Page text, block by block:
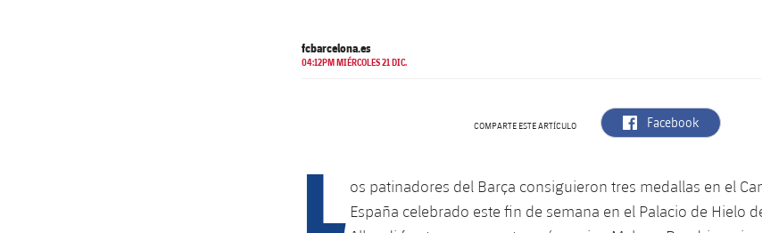
fcbarcelona.es
04:12PM MIÉRCOLES 21 DIC.
COMPARTE ESTE ARTÍCULO label.aria.facebook
Facebook
L os patinadores del Barça consiguieron tres medallas en el
España celebrado este fin de semana en el Palacio de Hielo